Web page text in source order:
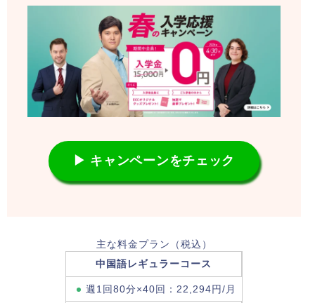
▶ キャンペーンをチェック
主な料金プラン（税込）
中国語レギュラーコース
週1回80分×40回：22,294円/月